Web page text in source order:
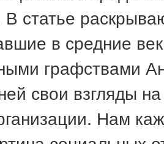
статье
в средние
графствами
свои взгляды
Нам